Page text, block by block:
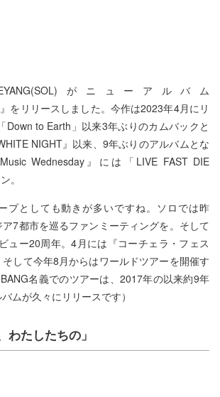
がニューアルバム
』をリリースしました。今作は2023年4月にリ
Down to Earth」以来3年ぶりのカムバックと
NIGHT』以来、9年ぶりのアルバムとな
Wednesday』には「LIVE FAST DIE
。
プとしても動きが多いですね。ソロでは昨
7都市を巡るファンミーティングを。そして
ュー20周年。4月には『コーチェラ・フェス
して今年8月からはワールドツアーを開催す
名義でのツアーは、2017年の以来約9年
ムが久々にリリースです）
たしたちの」